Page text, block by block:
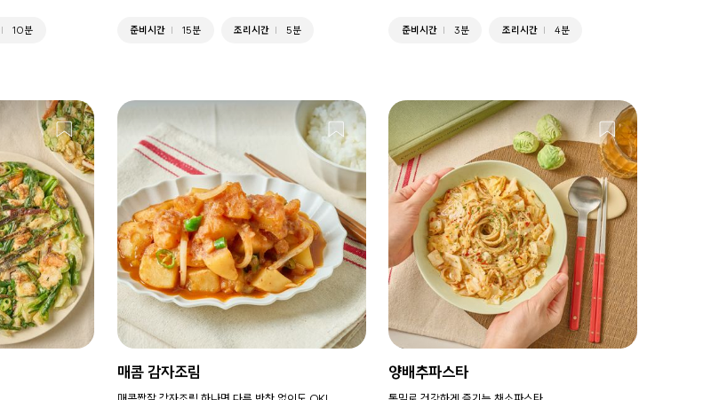
10분 준비시간 15분 조리시간 5분 준비시간 3분 조리시간 4분
매콤 감자조림 양배추파스타